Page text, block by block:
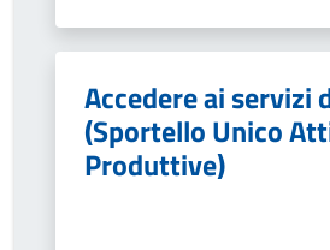
Accedere ai servizi
(Sportello Unico
Produttive)